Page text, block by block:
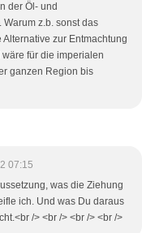
der Öl- und
z.b. sonst das
zur Entmachtung
für die imperialen
ganzen Region bis
07:15
was die Ziehung
ich. Und was Du daraus
/> <br /> <br /> <br />